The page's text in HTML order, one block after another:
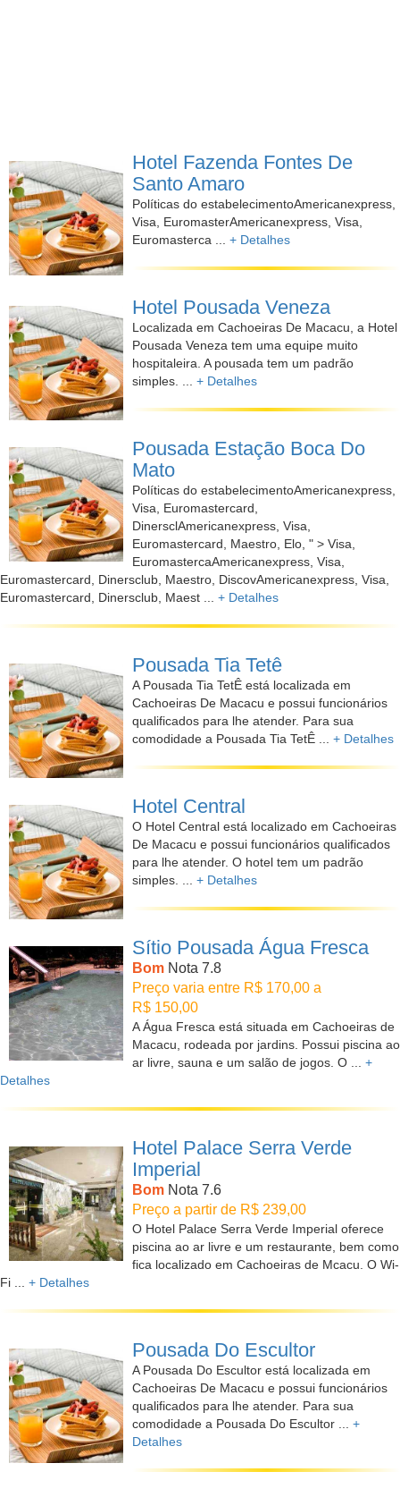
Hotel Fazenda Fontes De
Santo Amaro
Políticas do estabelecimentoAmericanexpress,
Visa, EuromasterAmericanexpress, Visa,
Euromasterca ... + Detalhes
Hotel Pousada Veneza
Localizada em Cachoeiras De Macacu, a Hotel
Pousada Veneza tem uma equipe muito
hospitaleira. A pousada tem um padrão
simples. ... + Detalhes
Pousada Estação Boca Do
Mato
Políticas do estabelecimentoAmericanexpress,
Visa, Euromastercard,
DinersclAmericanexpress, Visa,
Euromastercard, Maestro, Elo, " > Visa,
EuromastercaAmericanexpress, Visa,
Euromastercard, Dinersclub, Maestro, DiscovAmericanexpress, Visa,
Euromastercard, Dinersclub, Maest ... + Detalhes
Pousada Tia Tetê
A Pousada Tia TetÊ está localizada em
Cachoeiras De Macacu e possui funcionários
qualificados para lhe atender. Para sua
comodidade a Pousada Tia TetÊ ... + Detalhes
Hotel Central
O Hotel Central está localizado em Cachoeiras
De Macacu e possui funcionários qualificados
para lhe atender. O hotel tem um padrão
simples. ... + Detalhes
Sítio Pousada Água Fresca
Bom Nota 7.8
Preço varia entre R$ 170,00 a
R$ 150,00
A Água Fresca está situada em Cachoeiras de
Macacu, rodeada por jardins. Possui piscina ao
ar livre, sauna e um salão de jogos. O ... +
Detalhes
Hotel Palace Serra Verde
Imperial
Bom Nota 7.6
Preço a partir de R$ 239,00
O Hotel Palace Serra Verde Imperial oferece
piscina ao ar livre e um restaurante, bem como
fica localizado em Cachoeiras de Mcacu. O Wi-
Fi ... + Detalhes
Pousada Do Escultor
A Pousada Do Escultor está localizada em
Cachoeiras De Macacu e possui funcionários
qualificados para lhe atender. Para sua
comodidade a Pousada Do Escultor ... +
Detalhes